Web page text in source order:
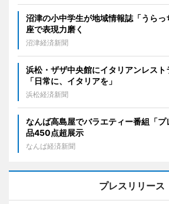
沼津の小中学生が地域情報誌「うら
座で表現力磨く
沼津経済新聞
浜松・ザザ中央館にイタリアンレス
「日常に、イタリアを」
浜松経済新聞
なんば高島屋でバラエティー番組「
品450点超展示
なんば経済新聞
プレスリリース